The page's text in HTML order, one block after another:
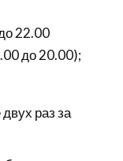
22.00
до 20.00);
раз за